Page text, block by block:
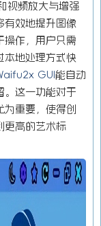
视频放大与增强
有效地提升图像
操作，用户只需
本地处理方式快
GUI 能自动
。这一功能对于
重要，使得创
更高的艺术标